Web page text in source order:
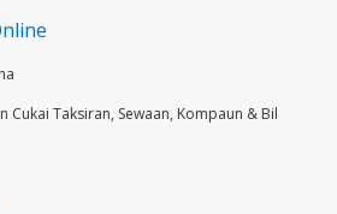
Cukai Taksiran, Sewaan, Kompaun & Bil